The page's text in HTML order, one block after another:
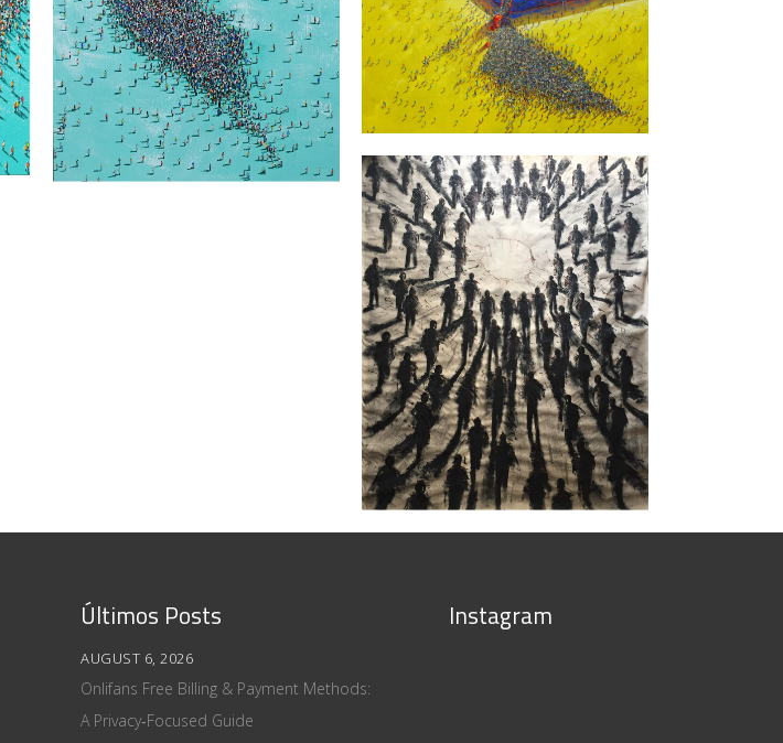
S/T – Fabio Mesa
FABIO MESA /PDC ADDISON
HOUSE/PINTURAS
Últimos Posts
AUGUST 6, 2026
Onlifans Free Billing & Payment Methods:
A Privacy‑Focused Guide
Instagram